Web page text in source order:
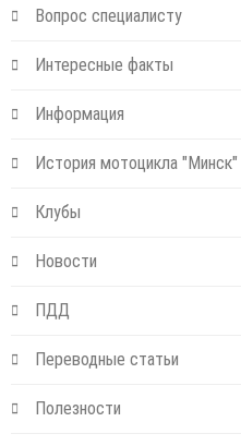
Вопрос специалисту
Интересные факты
Информация
История мотоцикла "Минск"
Клубы
Новости
ПДД
Переводные статьи
Полезности